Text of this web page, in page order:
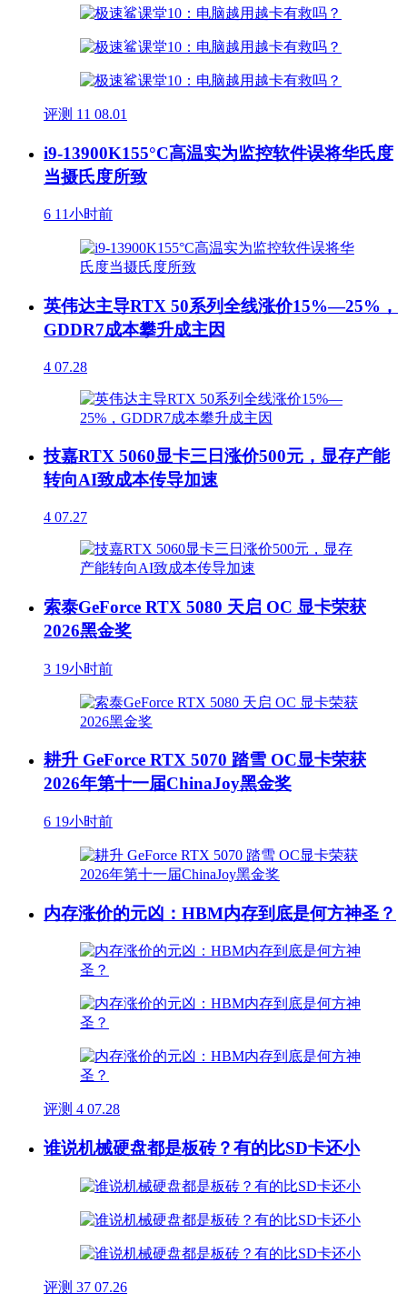
评测 11 08.01
i9-13900K155°C高温实为监控软件误将华氏度
当摄氏度所致
6 11小时前
英伟达主导RTX 50系列全线涨价15%—25%，
GDDR7成本攀升成主因
4 07.28
技嘉RTX 5060显卡三日涨价500元，显存产能
转向AI致成本传导加速
4 07.27
索泰GeForce RTX 5080 天启 OC 显卡荣获
2026黑金奖
3 19小时前
耕升 GeForce RTX 5070 踏雪 OC显卡荣获
2026年第十一届ChinaJoy黑金奖
6 19小时前
内存涨价的元凶：HBM内存到底是何方神圣？
评测 4 07.28
谁说机械硬盘都是板砖？有的比SD卡还小
评测 37 07.26